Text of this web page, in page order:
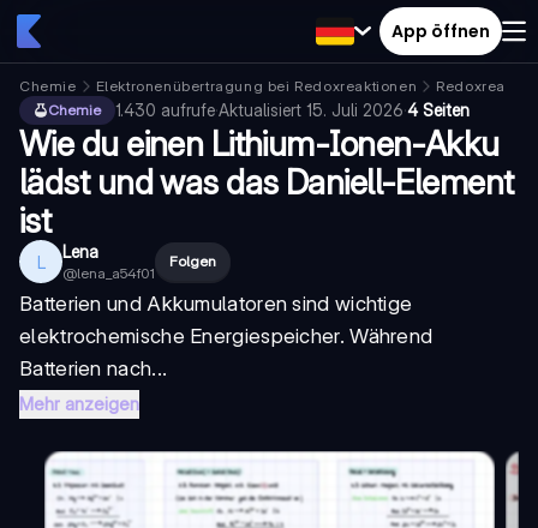
App öffnen
Chemie Elektronenübertragung bei Redoxreaktionen
Chemie
1.430 aufrufe·Aktualisiert 15. Juli 2026·4 Seiten
Wie du einen Lithium-Ionen-Akku
lädst und was das Daniell-Element
ist
L Lena
@lena_a54f01
Folgen
Batterien und Akkumulatoren sind wichtige
elektrochemische Energiespeicher. Während
Batterien nach...
Mehr anzeigen